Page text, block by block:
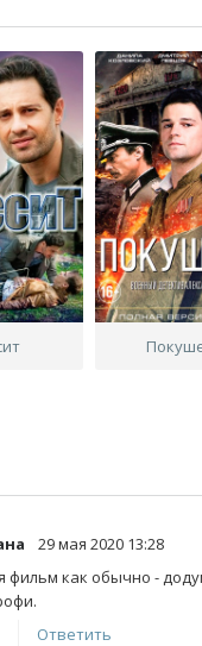
29 мая 2020 13:28
фильм как обычно -
Ответить